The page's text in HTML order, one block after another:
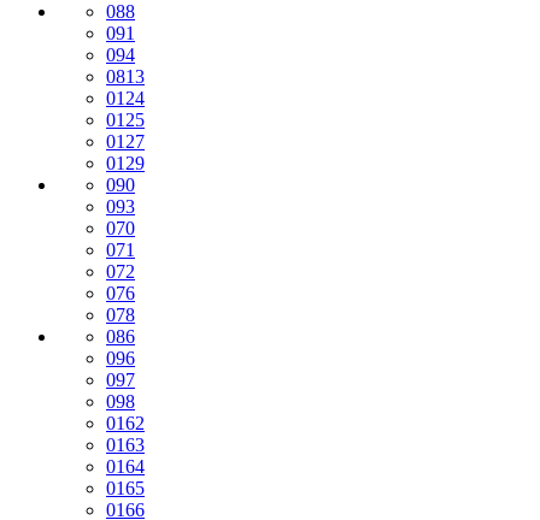
088
091
094
0813
0124
0125
0127
0129
090
093
070
071
072
076
078
086
096
097
098
0162
0163
0164
0165
0166